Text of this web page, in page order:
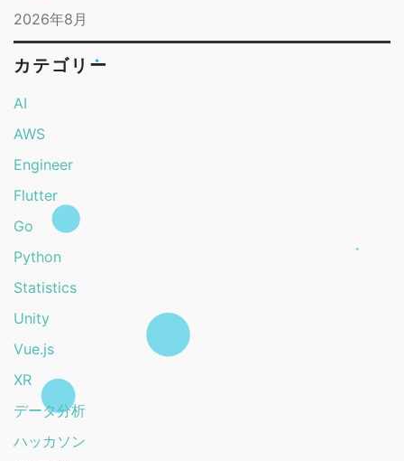
2026年8月
カテゴリー
AI
AWS
Engineer
Flutter
Go
Python
Statistics
Unity
Vue.js
XR
データ分析
ハッカソン